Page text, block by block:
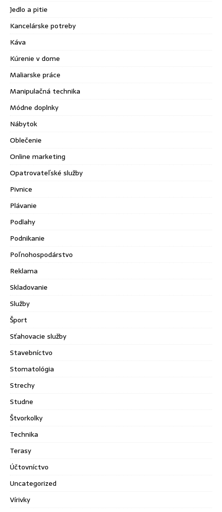
Jedlo a pitie
Kancelárske potreby
Káva
Kúrenie v dome
Maliarske práce
Manipulačná technika
Módne doplnky
Nábytok
Oblečenie
Online marketing
Opatrovateľské služby
Pivnice
Plávanie
Podlahy
Podnikanie
Poľnohospodárstvo
Reklama
Skladovanie
Služby
Šport
Sťahovacie služby
Stavebníctvo
Stomatológia
Strechy
Studne
Štvorkolky
Technika
Terasy
Účtovníctvo
Uncategorized
Vírivky